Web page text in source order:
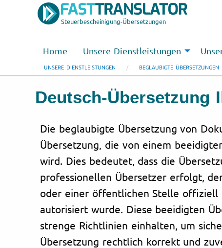
Steuerbescheinigung-Übersetzungen
Home Unsere Dienstleistungen
UNSERE DIENSTLEISTUNGEN BEGLAUBIGTE ÜBERSETZUNGEN
Deutsch-Übersetzung
Die beglaubigte Übersetzung von
Übersetzung, die von einem
wird. Dies bedeutet, dass die
professionellen Übersetzer erfolgt,
oder einer öffentlichen Stelle offiziell
autorisiert wurde. Diese beeidigten
strenge Richtlinien einhalten, um
Übersetzung rechtlich korrekt und